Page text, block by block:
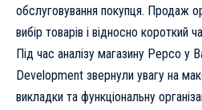
обслуговування покупця. Продаж
вибір товарів і відносно короткий
Під час аналізу магазину Pepco у
Development звернули увагу на
викладки та функціональну